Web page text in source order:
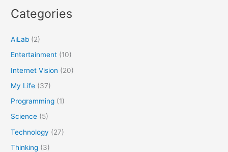
Categories
AiLab (2)
Entertainment (10)
Internet Vision (20)
My Life (37)
Programming (1)
Science (5)
Technology (27)
Thinking (3)